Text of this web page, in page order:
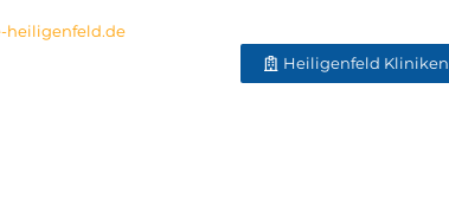
heiligenfeld.de
Heiligenfeld Kliniken